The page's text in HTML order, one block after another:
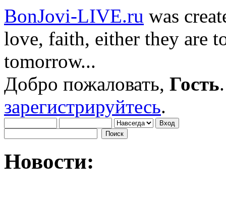
BonJovi-LIVE.ru was
love, faith, either they are
tomorrow...
Добро пожаловать, Гость
зарегистрируйтесь.
Новости: